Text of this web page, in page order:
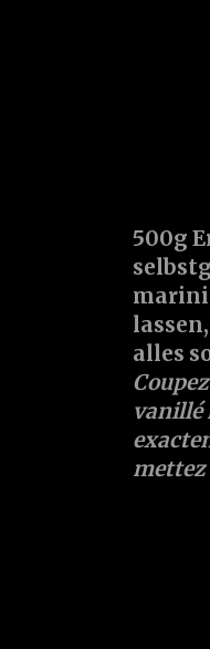
500g
alles
vanillé
mettez